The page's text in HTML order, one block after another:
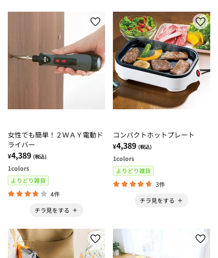
女性でも簡単！２ＷＡＹ電動ド
ライバー
¥4,389 (税込)
1colors
よりどり雑貨
4件
チラ見をする
コンパクトホットプレート
¥4,389 (税込)
1colors
よりどり雑貨
3件
チラ見をする